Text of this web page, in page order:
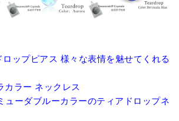
ップピアス 様々な表情を魅せてくれる
カラー ネックレス
ューダブルーカラーのティアドロップネ